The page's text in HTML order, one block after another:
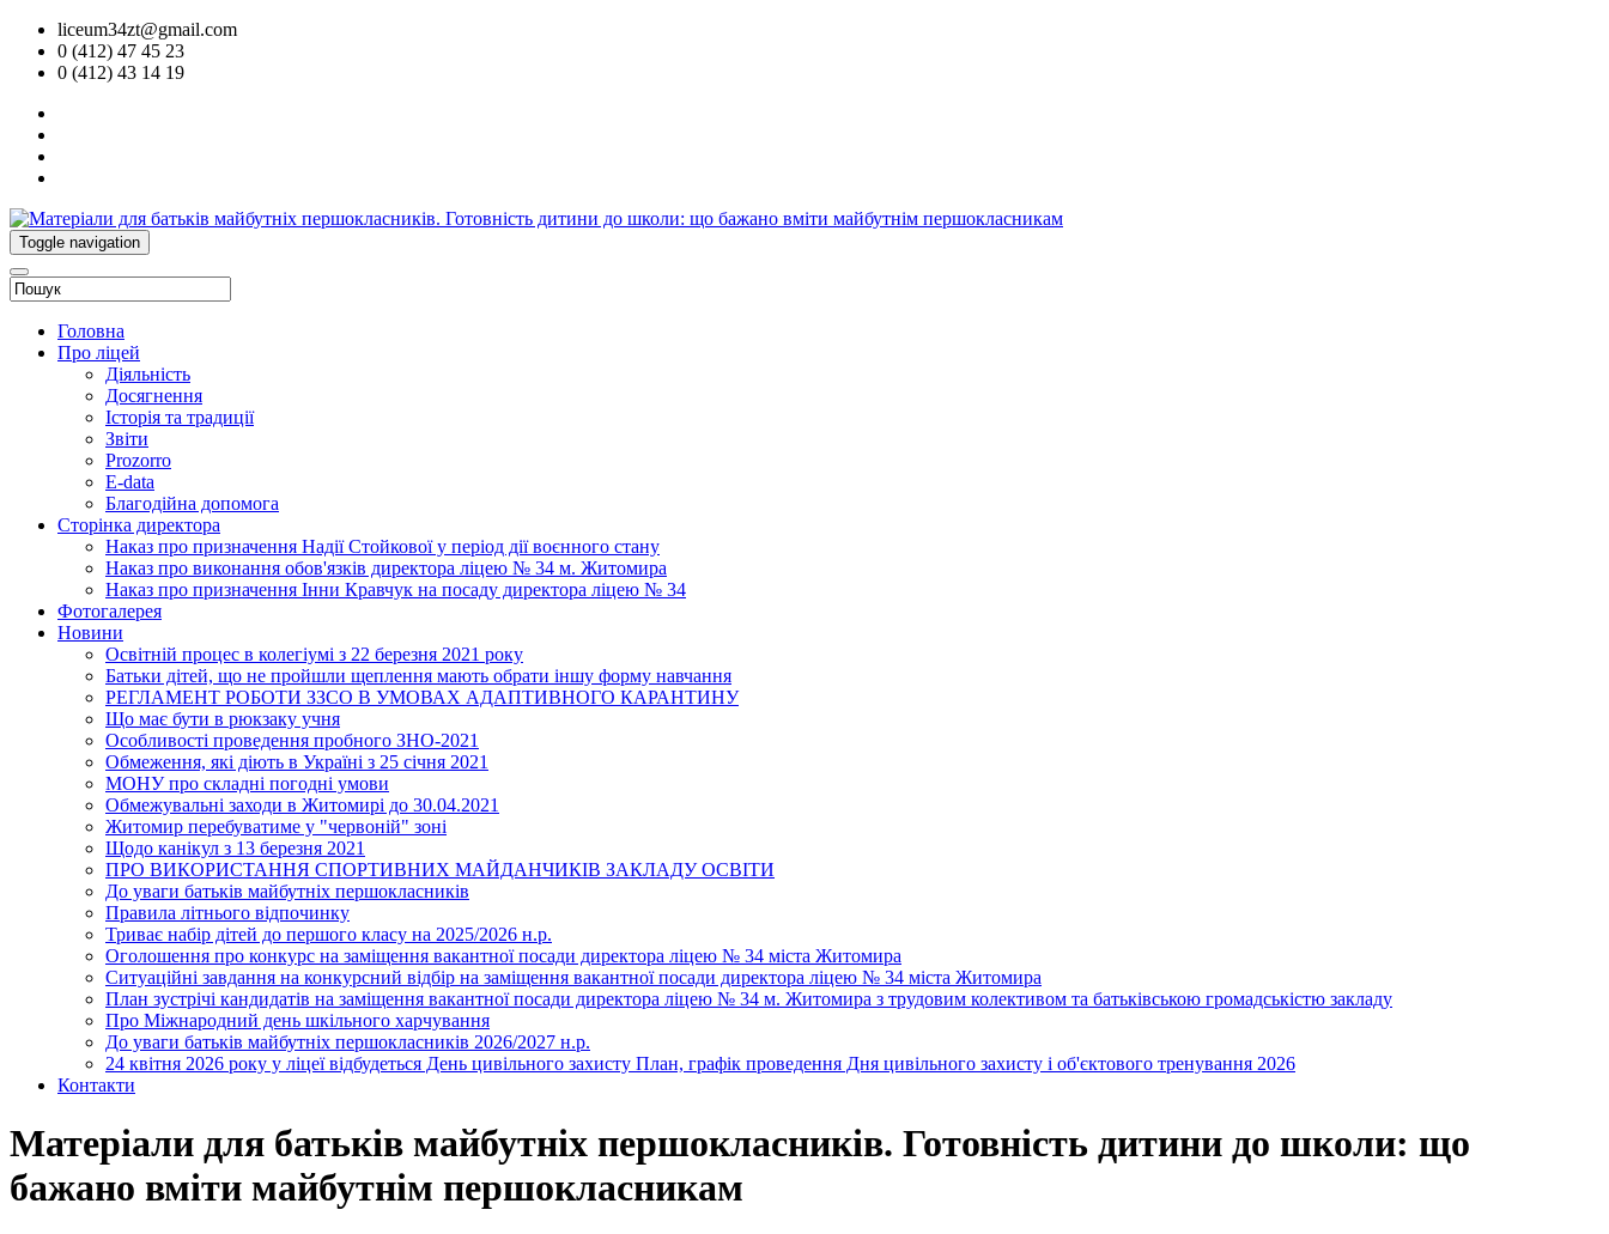
liceum34zt@gmail.com
0 (412) 47 45 23
0 (412) 43 14 19
Toggle navigation
Головна
Про ліцей
Діяльність
Досягнення
Історія та традиції
Звіти
Prozorro
E-data
Благодійна допомога
Сторінка директора
Наказ про призначення Надії Стойкової у період дії воєнного стану
Наказ про виконання обов'язків директора ліцею № 34 м. Житомира
Наказ про призначення Інни Кравчук на посаду директора ліцею № 34
Фотогалерея
Новини
Освітній процес в колегіумі з 22 березня 2021 року
Батьки дітей, що не пройшли щеплення мають обрати іншу форму навчання
РЕГЛАМЕНТ РОБОТИ ЗЗСО В УМОВАХ АДАПТИВНОГО КАРАНТИНУ
Що має бути в рюкзаку учня
Особливості проведення пробного ЗНО-2021
Обмеження, які діють в Україні з 25 січня 2021
МОНУ про складні погодні умови
Обмежувальні заходи в Житомирі до 30.04.2021
Житомир перебуватиме у "червоній" зоні
Щодо канікул з 13 березня 2021
ПРО ВИКОРИСТАННЯ СПОРТИВНИХ МАЙДАНЧИКІВ ЗАКЛАДУ ОСВІТИ
До уваги батьків майбутніх першокласників
Правила літнього відпочинку
Триває набір дітей до першого класу на 2025/2026 н.р.
Оголошення про конкурс на заміщення вакантної посади директора ліцею № 34 міста Житомира
Ситуаційні завдання на конкурсний відбір на заміщення вакантної посади директора ліцею № 34 міста Житомира
План зустрічі кандидатів на заміщення вакантної посади директора ліцею № 34 м. Житомира з трудовим колективом та батьківською громадськістю закладу
Про Міжнародний день шкільного харчування
До уваги батьків майбутніх першокласників 2026/2027 н.р.
24 квітня 2026 року у ліцеї відбудеться День цивільного захисту План, графік проведення Дня цивільного захисту і об'єктового тренування 2026
Контакти
Матеріали для батьків майбутніх першокласників. Готовність дитини до школи: що
бажано вміти майбутнім першокласникам